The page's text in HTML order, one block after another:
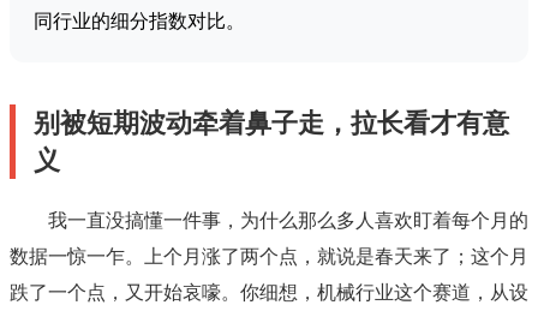
同行业的细分指数对比。
别被短期波动牵着鼻子走，拉长看才有意
义
我一直没搞懂一件事，为什么那么多人喜欢盯着每个月的
数据一惊一乍。上个月涨了两个点，就说是春天来了；这个月
跌了一个点，又开始哀嚎。你细想，机械行业这个赛道，从设